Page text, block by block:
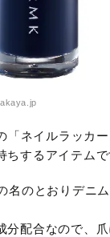
「ネイルラッカ
ちするアイテムで
名のとおりデニ
分配合なので、